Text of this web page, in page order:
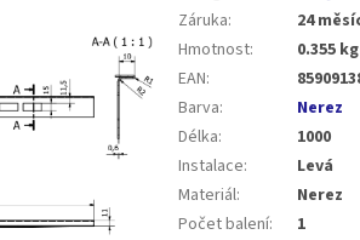
Záruka:
24
Hmotnost:
0.355 kg
EAN:
Barva:
Nerez
Délka:
1000
Instalace:
Levá
Materiál:
Nerez
Počet balení:
1